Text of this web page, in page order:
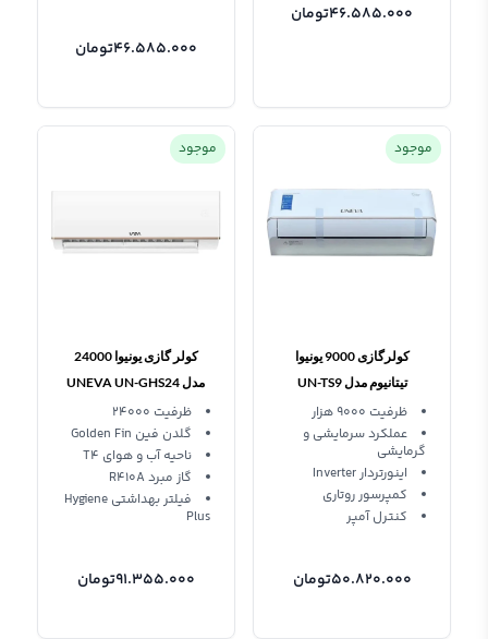
46.585.000تومان
46.585.000تومان
موجود
کولرگازی 9000 یونیوا
تیتانیوم مدل UN-TS9
Titanium اینورتر
ظرفیت 9000 هزار
عملکرد سرمایشی و
گرمایشی
اینورتردار Inverter
کمپرسور روتاری
کنترل آمپر
50.820.000تومان
موجود
کولر گازی یونیوا 24000
مدل UNEVA UN-GHS24
PRO T4ظرفیت 24000
گلدن فین Golden Fin
ناحیه آب و هوای T4
گاز مبرد R410A
فیلتر بهداشتی Hygiene
Plus
91.355.000تومان